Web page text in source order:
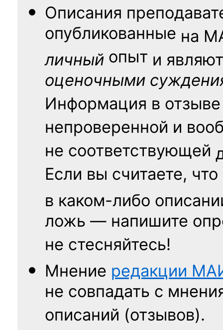
Описания
опубликованные на
личный опыт и
оценочными
Информация в
непроверенной и
не соответствующей
Если вы считаете, что
в каком-либо
ложь — напишите
не стесняйтесь!
Мнение редакции
не совпадать с
описаний (отзывов).